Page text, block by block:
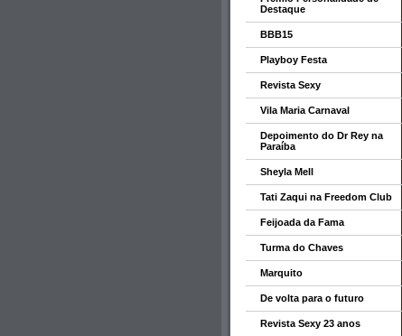
Destaque
BBB15
Playboy Festa
Revista Sexy
Vila Maria Carnaval
Depoimento do Dr Rey na
Paraíba
Sheyla Mell
Tati Zaqui na Freedom Club
Feijoada da Fama
Turma do Chaves
Marquito
De volta para o futuro
Revista Sexy 23 anos